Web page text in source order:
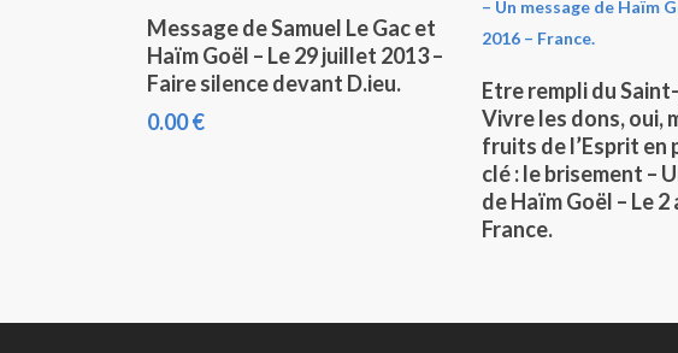
Ajouter Au Panier
Message de Samuel Le Gac et
Haïm Goël – Le 29 juillet 2013 –
Faire silence devant D.ieu.
0.00€
Lire La
Etre rempli du
Vivre les dons, oui,
fruits de l’Esprit en
clé : le brisement –
de Haïm Goël – Le
France.